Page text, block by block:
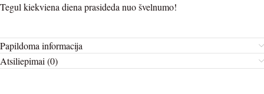
Tegul kiekviena diena prasideda nuo švelnumo!
Papildoma informacija
Atsiliepimai (0)